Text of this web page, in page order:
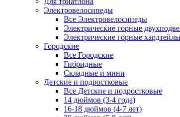
Электровелосипеды
Все Электровелосипеды
Электрические горные
Электрические горные хардтейлы
Городские
Все Городские
Гибридные
Складные и мини
Детские и подростковые
Все Детские и подростковые
14 дюймов (3-4 года)
16-18 дюймов (4-7 лет)